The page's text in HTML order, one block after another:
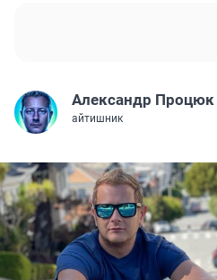
Александр Процюк
айтишник